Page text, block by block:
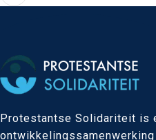
Protestantse Solidariteit is